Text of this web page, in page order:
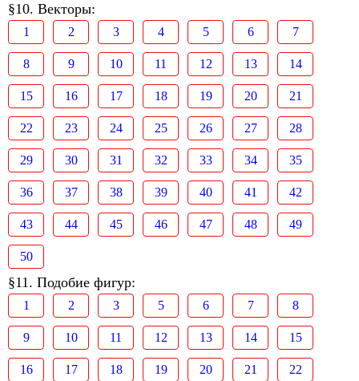
§10. Векторы:
1 2 3 4 5 6 7
8 9 10 11 12 13 14
15 16 17 18 19 20 21
22 23 24 25 26 27 28
29 30 31 32 33 34 35
36 37 38 39 40 41 42
43 44 45 46 47 48 49
50
§11. Подобие фигур:
1 2 3 5 6 7 8
9 10 11 12 13 14 15
16 17 18 19 20 21 22